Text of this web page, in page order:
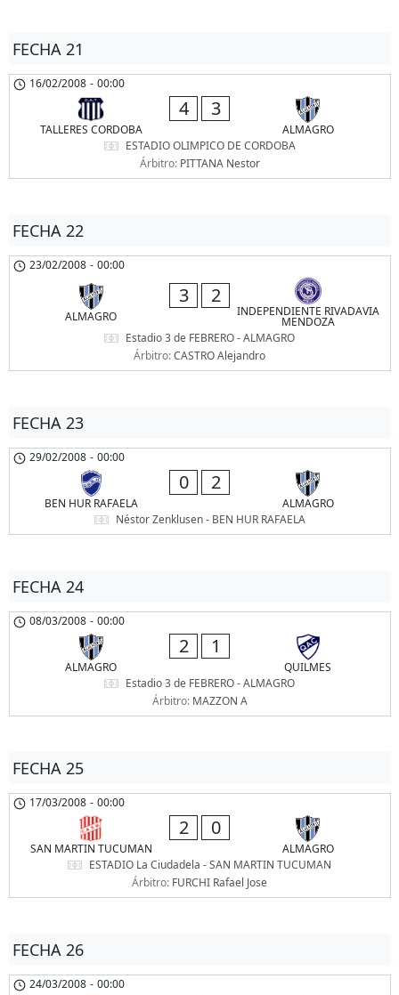
FECHA 21
16/02/2008 - 00:00
TALLERES CORDOBA
4 3
ALMAGRO
ESTADIO OLIMPICO DE CORDOBA
Árbitro: PITTANA Nestor
FECHA 22
23/02/2008 - 00:00
ALMAGRO
3 2
INDEPENDIENTE RIVADAVIA
MENDOZA
Estadio 3 de FEBRERO - ALMAGRO
Árbitro:CASTRO Alejandro
FECHA 23
29/02/2008 - 00:00
BEN HUR RAFAELA
0 2
ALMAGRO
Néstor Zenklusen - BEN HUR RAFAELA
FECHA 24
08/03/2008 - 00:00
ALMAGRO
2 1
QUILMES
Estadio 3 de FEBRERO - ALMAGRO
Árbitro: MAZZON A
FECHA 25
17/03/2008 - 00:00
SAN MARTIN TUCUMAN
2 0
ALMAGRO
ESTADIO La Ciudadela - SAN MARTIN TUCUMAN
Árbitro: FURCHI Rafael Jose
FECHA 26
24/03/2008 - 00:00